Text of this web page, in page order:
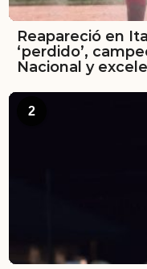
Reapareció en
‘perdido’,
Nacional y
2